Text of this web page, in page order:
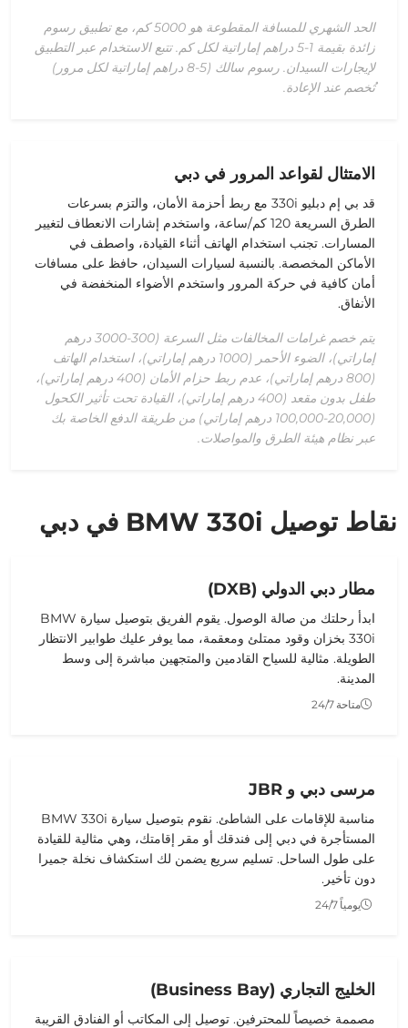
الحد الشهري للمسافة المقطوعة هو 5000 كم، مع تطبيق رسوم
زائدة بقيمة 1-5 دراهم إماراتية لكل كم. تتبع الاستخدام عبر التطبيق
لإيجارات السيدان. رسوم سالك (5-8 دراهم إماراتية لكل مرور)
تُخصم عند الإعادة.
الامتثال لقواعد المرور في دبي
قد بي إم دبليو 330i مع ربط أحزمة الأمان، والتزم بسرعات
الطرق السريعة 120 كم/ساعة، واستخدم إشارات الانعطاف لتغيير
المسارات. تجنب استخدام الهاتف أثناء القيادة، واصطف في
الأماكن المخصصة. بالنسبة لسيارات السيدان، حافظ على مسافات
أمان كافية في حركة المرور واستخدم الأضواء المنخفضة في
الأنفاق.
يتم خصم غرامات المخالفات مثل السرعة (300-3000 درهم
إماراتي)، الضوء الأحمر (1000 درهم إماراتي)، استخدام الهاتف
(800 درهم إماراتي)، عدم ربط حزام الأمان (400 درهم إماراتي)،
طفل بدون مقعد (400 درهم إماراتي)، القيادة تحت تأثير الكحول
(20,000-100,000 درهم إماراتي) من طريقة الدفع الخاصة بك
عبر نظام هيئة الطرق والمواصلات.
نقاط توصيل BMW 330i في دبي
مطار دبي الدولي (DXB)
ابدأ رحلتك من صالة الوصول. يقوم الفريق بتوصيل سيارة BMW
330i بخزان وقود ممتلئ ومعقمة، مما يوفر عليك طوابير الانتظار
الطويلة. مثالية للسياح القادمين والمتجهين مباشرة إلى وسط
المدينة.
متاحة 24/7
مرسى دبي و JBR
مناسبة للإقامات على الشاطئ. نقوم بتوصيل سيارة BMW 330i
المستأجرة في دبي إلى فندقك أو مقر إقامتك، وهي مثالية للقيادة
على طول الساحل. تسليم سريع يضمن لك استكشاف نخلة جميرا
دون تأخير.
يومياً 24/7
الخليج التجاري (Business Bay)
مصممة خصيصاً للمحترفين. توصيل إلى المكاتب أو الفنادق القريبة